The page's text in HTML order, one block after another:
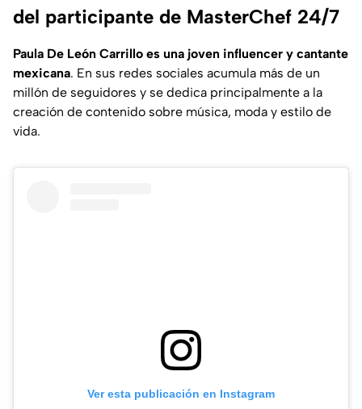
del participante de MasterChef 24/7
Paula De León Carrillo es una joven influencer y cantante
mexicana. En sus redes sociales acumula más de un
millón de seguidores y se dedica principalmente a la
creación de contenido sobre música, moda y estilo de
vida.
Ver esta publicación en Instagram